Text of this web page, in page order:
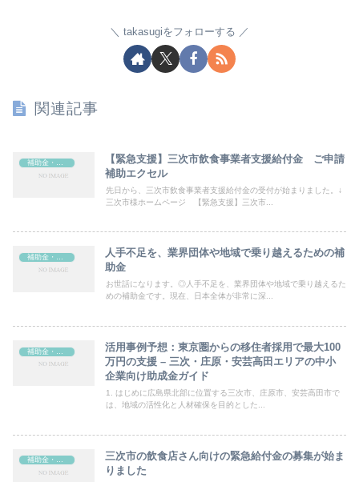
takasugiをフォローする
関連記事
【緊急支援】三次市飲食事業者支援給付金 ご申請
補助エクセル
先日から、三次市飲食事業者支援給付金の受付が始まりました。↓
三次市様ホームページ 【緊急支援】三次市...
人手不足を、業界団体や地域で乗り越えるための補
助金
お世話になります。◎人手不足を、業界団体や地域で乗り越えるた
めの補助金です。現在、日本全体が非常に深...
活用事例予想：東京圏からの移住者採用で最大100
万円の支援 – 三次・庄原・安芸高田エリアの中小
企業向け助成金ガイド
1. はじめに広島県北部に位置する三次市、庄原市、安芸高田市で
は、地域の活性化と人材確保を目的とした...
補助金・助成金
三次市の飲食店さん向けの緊急給付金の募集が始ま
りました